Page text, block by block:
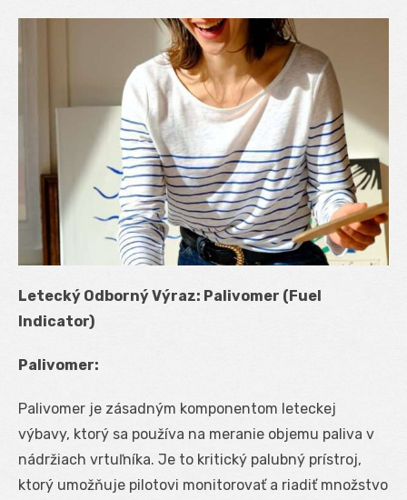
Letecký Odborný Výraz: Palivomer (Fuel
Indicator)
Palivomer:
Palivomer je zásadným komponentom leteckej
výbavy, ktorý sa používa na meranie objemu paliva v
nádržiach vrtuľníka. Je to kritický palubný prístroj,
ktorý umožňuje pilotovi monitorovať a riadiť množstvo